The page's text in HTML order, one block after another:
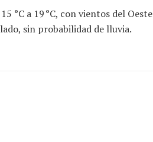
°C a 19 °C, con vientos del
sin probabilidad de lluvia.